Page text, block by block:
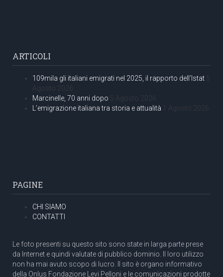
ARTICOLI
109mila gli italiani emigrati nel 2025, il rapporto dell’Istat 5
Agosto 2026
Marcinelle, 70 anni dopo 5 Agosto 2026
L’emigrazione italiana tra storia e attualità 1 Agosto 2026
PAGINE
CHI SIAMO
CONTATTI
Le foto presenti su questo sito sono state in larga parte prese
da Internet e quindi valutate di pubblico dominio. Il loro utilizzo
non ha mai avuto scopo di lucro. Il sito è organo informativo
della Onlus Fondazione Levi Pelloni e le comunicazioni prodotte